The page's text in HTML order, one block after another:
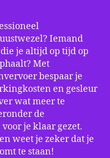
Iemand
je altijd op tijd op
Met
bespaar je
en gesleur
wat meer te
de
je klaar gezet.
weet je zeker dat je
te staan!